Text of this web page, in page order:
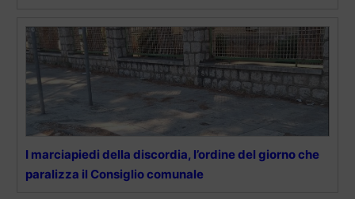
I marciapiedi della discordia, l’ordine del giorno che
paralizza il Consiglio comunale